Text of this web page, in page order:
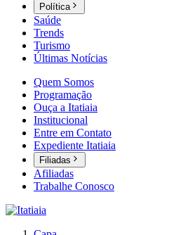
Política
Saúde
Trends
Turismo
Últimas Notícias
Quem Somos
Programação
Ouça a Itatiaia
Institucional
Entre em Contato
Expediente Itatiaia
Filiadas
Afiliadas
Trabalhe Conosco